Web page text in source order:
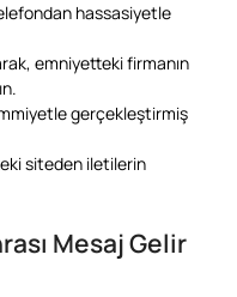
hassasiyetle
emniyetteki firmanın
gerçekleştirmiş
siteden iletilerin
Mesaj Gelir